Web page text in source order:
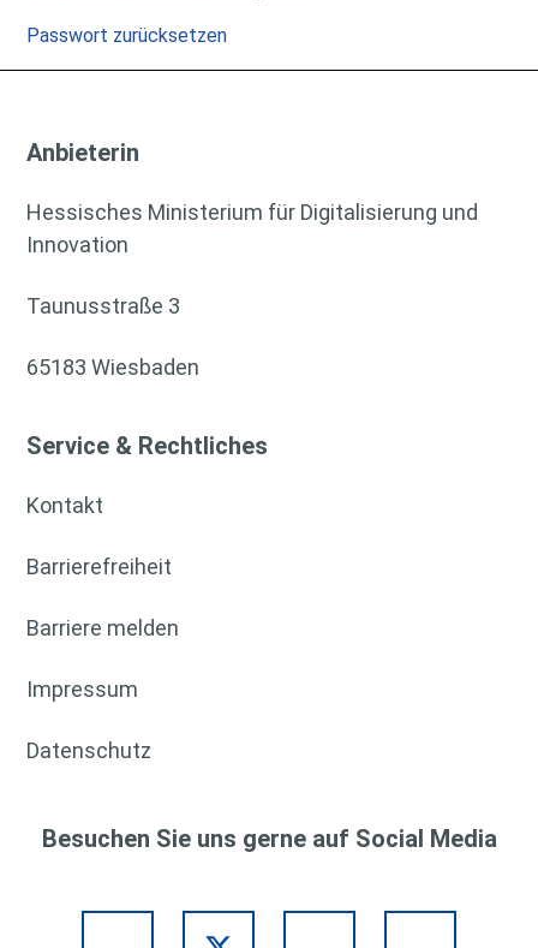
Passwort zurücksetzen
Anbieterin
Hessisches Ministerium für Digitalisierung und
Innovation
Taunusstraße 3
65183 Wiesbaden
Service & Rechtliches
Kontakt
Barrierefreiheit
Barriere melden
Impressum
Datenschutz
Besuchen Sie uns gerne auf Social Media